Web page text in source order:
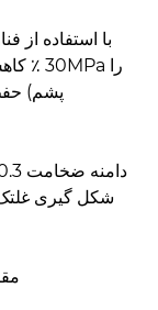
با استفاده از